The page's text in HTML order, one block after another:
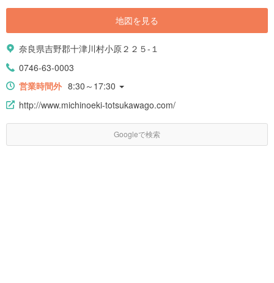
地図を見る
奈良県吉野郡十津川村小原２２５-１
0746-63-0003
営業時間外 8:30～17:30
http://www.michinoeki-totsukawago.com/
Googleで検索